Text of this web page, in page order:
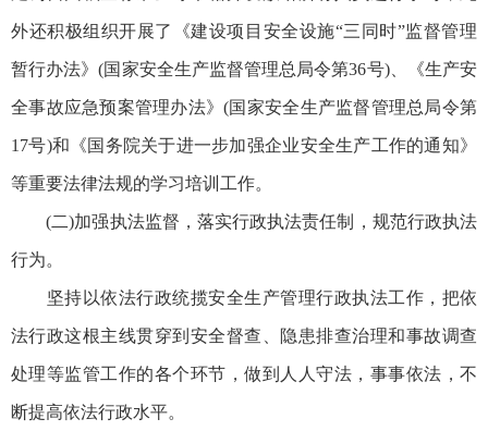
外还积极组织开展了《建设项目安全设施“三同时”监督管理
暂行办法》(国家安全生产监督管理总局令第36号)、《生产安
全事故应急预案管理办法》(国家安全生产监督管理总局令第
17号)和《国务院关于进一步加强企业安全生产工作的通知》
等重要法律法规的学习培训工作。
(二)加强执法监督，落实行政执法责任制，规范行政执法
行为。
坚持以依法行政统揽安全生产管理行政执法工作，把依
法行政这根主线贯穿到安全督查、隐患排查治理和事故调查
处理等监管工作的各个环节，做到人人守法，事事依法，不
断提高依法行政水平。